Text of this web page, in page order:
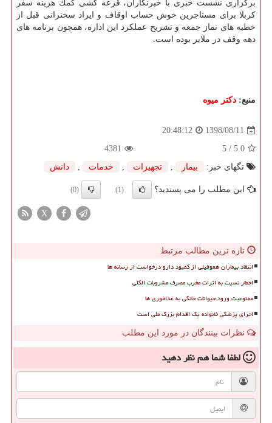
برگزاری نشست خبری با خبرنگاران، قرعه كشی كمك هزینه سفر
كربلا برای مستاجرین خوش حساب اوقاف و ایراد سخنرانی قبل از
خطبه های نماز جمعه و تشریح عملكرد این اداره، همچون برنامه های
دهه وقف در ملایر بوده است.
منبع: دكتر میوه
1398/08/11
20:48:12
5.0
/ 5
4381
تگهای خبر:
بیمار , تجهیزات , خدمات , دانش
این مطلب را می پسندید؟ (1)
(0)
X
تازه ترین مطالب مرتبط
انتقاد بیماران هموفیلی از کمبود دارو درخواست از رسانه ها
اخطار نسبت به اثرات مخرب مصرف مشروبات الکلی
ممنوعیت ورود حیوانات خانگی به غذاخوری ها
اجرای پزشکی خانواده یک اقدام بزرگ ملی است
نظرات بینندگان در مورد این مطلب
لطفا شما همنظر دهید